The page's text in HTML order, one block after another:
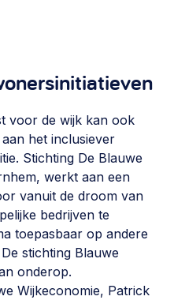
voor de wijk kan ook
het inclusiever
Stichting De Blauwe
werkt aan een
vanuit de droom van
bedrijven te
toepasbaar op andere
stichting Blauwe
onderop.
Wijkeconomie, Patrick